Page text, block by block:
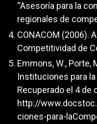
“Asesoría para la
regionales de
CONACOM (2006).
Competitividad de
Emmons, W., Porte,
Instituciones para
Recuperado el 4 de
http://
ciones-para-